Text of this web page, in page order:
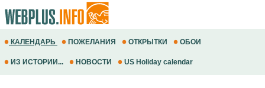
КАЛЕНДАРЬ ПОЖЕЛАНИЯ ОТКРЫТКИ ОБОИ
ИЗ ИСТОРИИ... НОВОСТИ US Holiday calendar